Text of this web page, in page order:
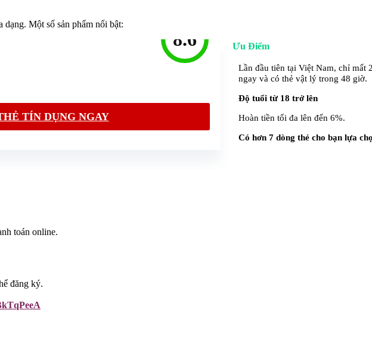
Một số sản phẩm nổi bật:
8.6
TÍN DỤNG NGAY
Ưu Điểm
Lần đầu tiên tại Việt Nam, chỉ mất
ngay và có thẻ vật lý trong 48 giờ.
Độ tuổi từ 18 trở lên
Hoàn tiền tối đa lên đến 6%.
Có hơn 7 dòng thẻ cho bạn lựa
toán online.
đăng ký.